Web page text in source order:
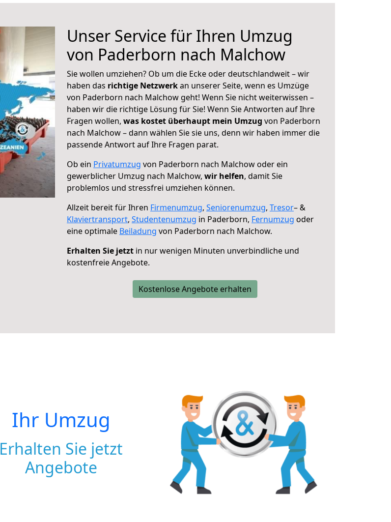
Unser Service für Ihren Umzug
von Paderborn nach Malchow
Sie wollen umziehen? Ob um die Ecke oder deutschlandweit – wir
haben das richtige Netzwerkan unserer Seite, wenn es Umzüge
von Paderborn nach Malchow geht! Wenn Sie nicht weiterwissen –
haben wir die richtige Lösung für Sie! Wenn Sie Antworten auf Ihre
Fragen wollen, was kostet überhaupt mein Umzug von Paderborn
nach Malchow – dann wählen Sie sie uns, denn wir haben immer die
passende Antwort auf Ihre Fragen parat.
Ob ein Privatumzug von Paderborn nach Malchow oder ein
gewerblicher Umzug nach Malchow, wir helfen, damit Sie
problemlos und stressfrei umziehen können.
Allzeit bereit für Ihren Firmenumzug, Seniorenumzug, Tresor– &
Klaviertransport, Studentenumzug in Paderborn, Fernumzug oder
eine optimale Beiladung von Paderborn nach Malchow.
Erhalten Sie jetzt in nur wenigen Minuten unverbindliche und
kostenfreie Angebote.
Kostenlose Angebote erhalten
Ihr Umzug
Erhalten Sie jetzt
Angebote